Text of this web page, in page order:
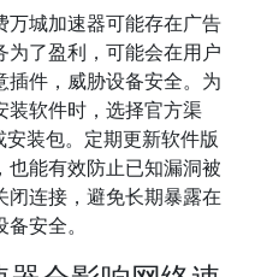
万城加速器可能存在广告
了盈利，可能会在用户
件，威胁设备安全。为
装软件时，选择官方渠
装包。定期更新软件版
能有效防止已知漏洞被
连接，避免长期暴露在
安全。